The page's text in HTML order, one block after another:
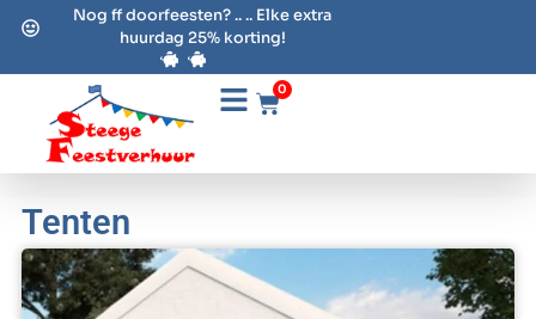
Nog ff doorfeesten? .. .. Elke extra
huurdag 25% korting!
0
Tenten